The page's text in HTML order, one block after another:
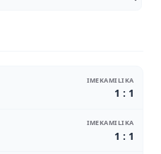
IMEKAMILIKA
1 : 1
IMEKAMILIKA
1 : 1